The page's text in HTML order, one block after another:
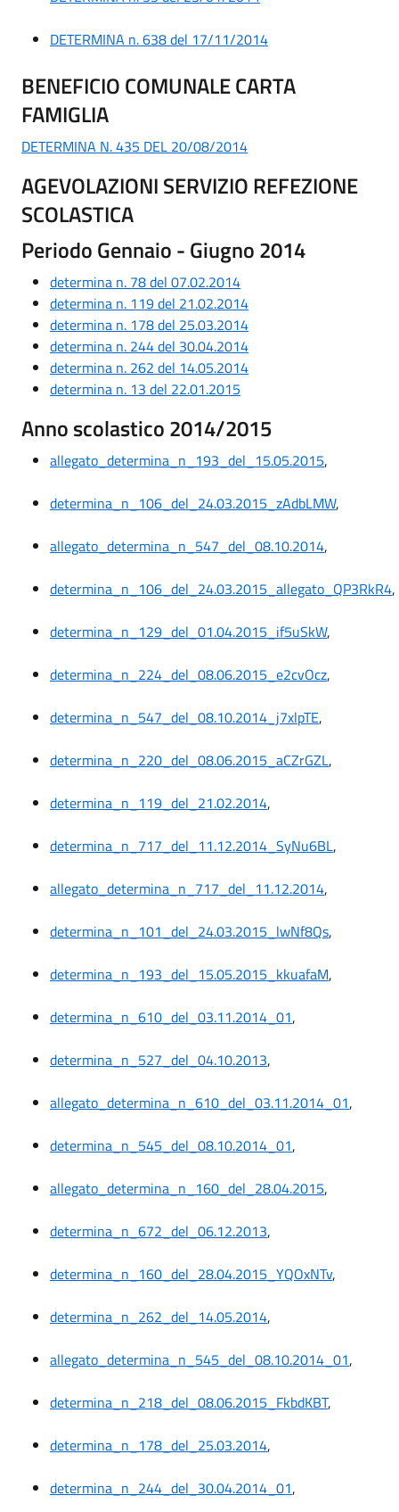
DETERMINA n. 638 del 17/11/2014
BENEFICIO COMUNALE CARTA
FAMIGLIA
DETERMINA N. 435 DEL 20/08/2014
AGEVOLAZIONI SERVIZIO REFEZIONE
SCOLASTICA
Periodo Gennaio - Giugno 2014
determina n. 78 del 07.02.2014
determina n. 119 del 21.02.2014
determina n. 178 del 25.03.2014
determina n. 244 del 30.04.2014
determina n. 262 del 14.05.2014
determina n. 13 del 22.01.2015
Anno scolastico 2014/2015
allegato_determina_n_193_del_15.05.2015,
determina_n_106_del_24.03.2015_zAdbLMW,
allegato_determina_n_547_del_08.10.2014,
determina_n_106_del_24.03.2015_allegato_QP3RkR4,
determina_n_129_del_01.04.2015_if5uSkW,
determina_n_224_del_08.06.2015_e2cvOcz,
determina_n_547_del_08.10.2014_j7xlpTE,
determina_n_220_del_08.06.2015_aCZrGZL,
determina_n_119_del_21.02.2014,
determina_n_717_del_11.12.2014_SyNu6BL,
allegato_determina_n_717_del_11.12.2014,
determina_n_101_del_24.03.2015_lwNf8Qs,
determina_n_193_del_15.05.2015_kkuafaM,
determina_n_610_del_03.11.2014_01,
determina_n_527_del_04.10.2013,
allegato_determina_n_610_del_03.11.2014_01,
determina_n_545_del_08.10.2014_01,
allegato_determina_n_160_del_28.04.2015,
determina_n_672_del_06.12.2013,
determina_n_160_del_28.04.2015_YQOxNTv,
determina_n_262_del_14.05.2014,
allegato_determina_n_545_del_08.10.2014_01,
determina_n_218_del_08.06.2015_FkbdKBT,
determina_n_178_del_25.03.2014,
determina_n_244_del_30.04.2014_01,